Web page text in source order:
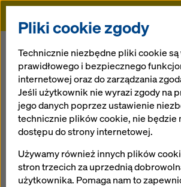
Doka
Hardman Square
Hardman
Spinningfields
Wielka Brytania
Pliki cookie zgody
Technicznie niezbędne pliki cookie są
prawidłowego i bezpiecznego
internetowej oraz do zarządzania
Jeśli użytkownik nie wyrazi zgody na
jego danych poprzez ustawienie
technicznie plików cookie, nie będzie
dostępu do strony internetowej.
Używamy również innych plików
stron trzecich za uprzednią
użytkownika. Pomaga nam to